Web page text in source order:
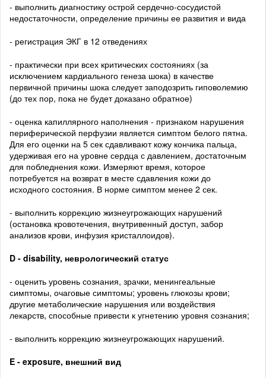
- выполнить диагностику острой сердечно-сосудистой
недостаточности, определение причины ее развития и вида
- регистрация ЭКГ в 12 отведениях
- практически при всех критических состояниях (за
исключением кардиального генеза шока) в качестве
первичной причины шока следует заподозрить гиповолемию
(до тех пор, пока не будет доказано обратное)
- оценка капиллярного наполнения - признаком нарушения
периферической перфузии является симптом белого пятна.
Для его оценки на 5 сек сдавливают кожу кончика пальца,
удерживая его на уровне сердца с давлением, достаточным
для побледнения кожи. Измеряют время, которое
потребуется на возврат в месте сдавления кожи до
исходного состояния. В норме симптом менее 2 сек.
- выполнить коррекцию жизнеугрожающих нарушений
(остановка кровотечения, внутривенный доступ, забор
анализов крови, инфузия кристаллоидов).
D - disability, неврологический статус
- оценить уровень сознания, зрачки, менингеальные
симптомы, очаговые симптомы; уровень глюкозы крови;
другие метаболические нарушения или воздействия
лекарств, способные привести к угнетению уровня сознания;
- выполнить коррекцию жизнеугрожающих нарушений.
E - exposure, внешний вид